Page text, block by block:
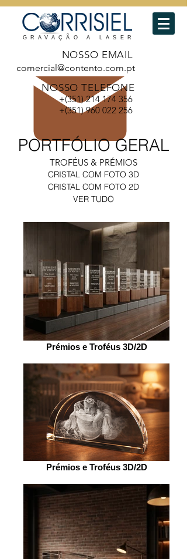
GRAVAÇÃO A LASER
NOSSO EMAIL
comercial@contento.com.pt
NOSSO TELEFONE
+(351)214 174 356
+(351)960 022 256
PORTFÓLIO GERAL
TROFÉUS & PRÉMIOS
CRISTAL COM FOTO 3D
CRISTAL COM FOTO 2D
VER TUDO
Prémios e Troféus 3D/2D
Prémios e Troféus 3D/2D